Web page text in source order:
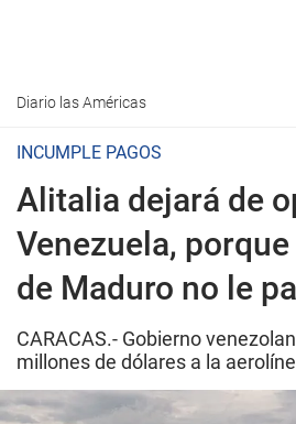
Diario las Américas
INCUMPLE PAGOS
Alitalia dejará de
Venezuela,
de Maduro no le
CARACAS.- Gobierno
millones de dólares a la